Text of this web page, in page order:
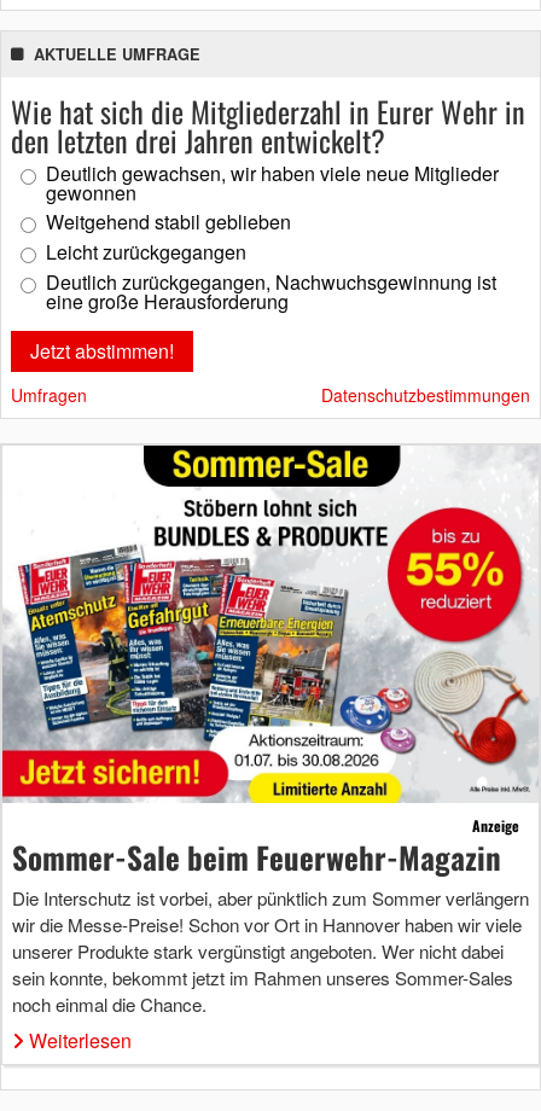
AKTUELLE UMFRAGE
Wie hat sich die Mitgliederzahl in Eurer Wehr in
den letzten drei Jahren entwickelt?
Deutlich gewachsen, wir haben viele neue Mitglieder
gewonnen
Weitgehend stabil geblieben
Leicht zurückgegangen
Deutlich zurückgegangen, Nachwuchsgewinnung ist
eine große Herausforderung
Umfragen Datenschutzbestimmungen
Anzeige
Sommer-Sale beim Feuerwehr-Magazin
Die Interschutz ist vorbei, aber pünktlich zum Sommer verlängern
wir die Messe-Preise! Schon vor Ort in Hannover haben wir viele
unserer Produkte stark vergünstigt angeboten. Wer nicht dabei
sein konnte, bekommt jetzt im Rahmen unseres Sommer-Sales
noch einmal die Chance.
Weiterlesen